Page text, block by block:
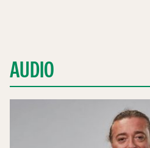
AUDIO